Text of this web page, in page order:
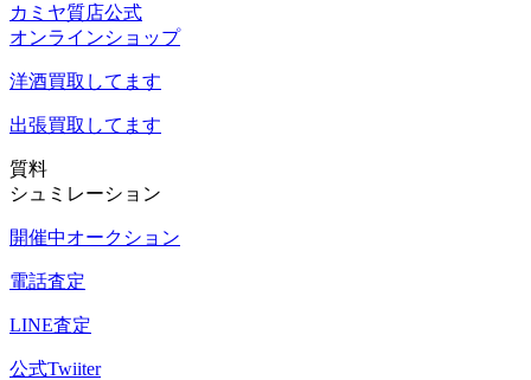
カミヤ質店公式
オンラインショップ
洋酒買取してます
出張買取 してます
質料
シュミレーション
開催中オークション
電話査定
LINE査定
公式Twiiter